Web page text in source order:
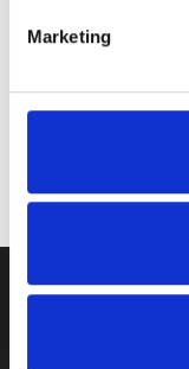
Marketing
Ons Adres